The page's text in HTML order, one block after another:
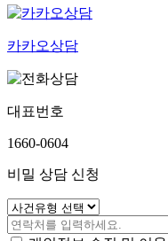
카카오상담
대표번호
비밀 상담 신청